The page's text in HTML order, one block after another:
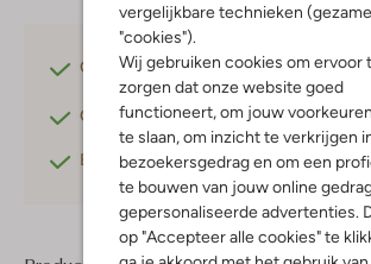
vergelijkbare technieken
"cookies").
Wij gebruiken cookies om ervoor
zorgen dat onze website goed
functioneert, om jouw
te slaan, om inzicht te verkrijgen
bezoekersgedrag en om een
te bouwen van jouw online
gepersonaliseerde advertenties.
op "Accepteer alle cookies" te
Gratis verzendingvanaf €75,-
Gratis retournerenbinnen 30 dagen*
Betaal achterafmet Klarna